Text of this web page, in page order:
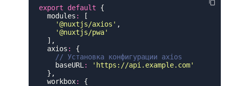
export default
  modules
:
    '
@nuxtjs/axios '
    '
@nuxtjs/pwa
  axios
:
    baseURL
: ' https://api.example.com
  workbox
: